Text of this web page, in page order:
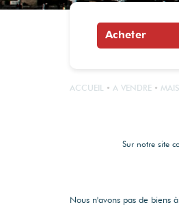
Acheter
ACCUEIL A VENDRE
Sur notre site
Nous n'avons pas de biens